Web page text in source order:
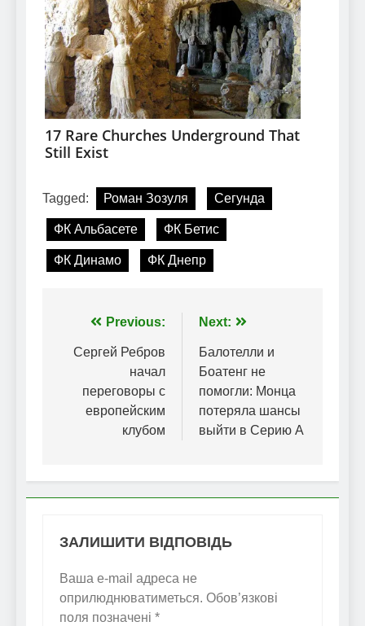
Tagged: Роман Зозуля Сегунда
ФК Альбасете ФК Бетис
ФК Динамо ФК Днепр
Навігація
записів
Previous:
Сергей Ребров
начал
переговоры с
европейским
клубом
Next:
Балотелли и
Боатенг не
помогли: Монца
потеряла шансы
выйти в Серию А
ЗАЛИШИТИ ВІДПОВІДЬ
Ваша e-mail адреса не
оприлюднюватиметься. Обов’язкові
поля позначені *